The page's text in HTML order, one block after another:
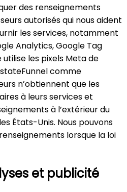
des renseignements
autorisés qui nous aident
les services, notamment
Analytics, Google Tag
les pixels Meta de
comme
n’obtiennent que les
à leurs services et
à l’extérieur du
États-Unis. Nous pouvons
lorsque la loi
et publicité